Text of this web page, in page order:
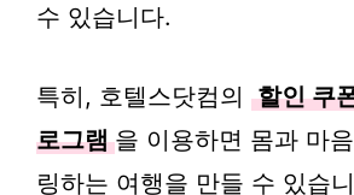
수 있습니다.
특히, 호텔스닷컴의 할인 쿠
로그램 을 이용하면 몸과 마
링하는 여행을 만들 수 있습